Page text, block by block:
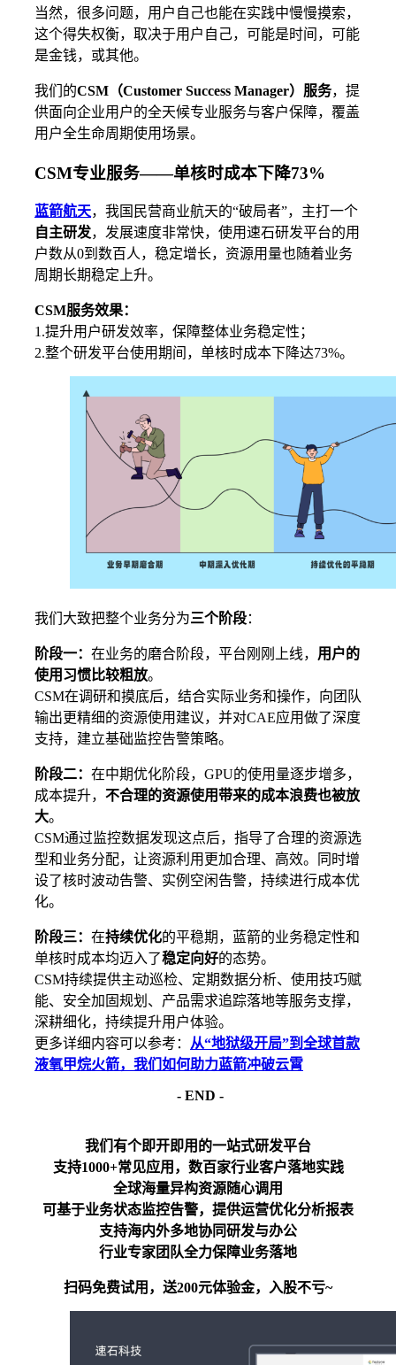
当然，很多问题，用户自己也能在实践中慢慢摸索，
这个得失权衡，取决于用户自己，可能是时间，可能
是金钱，或其他。
我们的CSM（Customer Success Manager）服务，提
供面向企业用户的全天候专业服务与客户保障，覆盖
用户全生命周期使用场景。
CSM专业服务——单核时成本下降73%
蓝箭航天，我国民营商业航天的“破局者”，主打一个
自主研发，发展速度非常快，使用速石研发平台的用
户数从0到数百人，稳定增长，资源用量也随着业务
周期长期稳定上升。
CSM服务效果：
1.提升用户研发效率，保障整体业务稳定性；
2.整个研发平台使用期间，单核时成本下降达73%。
我们大致把整个业务分为三个阶段：
阶段一： 在业务的磨合阶段，平台刚刚上线， 用户的
使用习惯比较粗放。
CSM在调研和摸底后，结合实际业务和操作，向团队
输出更精细的资源使用建议，并对CAE应用做了深度
支持，建立基础监控告警策略。
阶段二： 在中期优化阶段，GPU的使用量逐步增多，
成本提升， 不合理的资源使用带来的成本浪费也被放
大。
CSM通过监控数据发现这点后，指导了合理的资源选
型和业务分配，让资源利用更加合理、高效。同时增
设了核时波动告警、实例空闲告警，持续进行成本优
化。
阶段三： 在持续优化的平稳期，蓝箭的业务稳定性和
单核时成本均迈入了稳定向好的态势。
CSM持续提供主动巡检、定期数据分析、使用技巧赋
能、安全加固规划、产品需求追踪落地等服务支撑，
深耕细化，持续提升用户体验。
更多详细内容可以参考： 从“地狱级开局”到全球首款
液氧甲烷火箭，我们如何助力蓝箭冲破云霄
- END -
我们有个即开即用的一站式研发平台
支持1000+常见应用，数百家行业客户落地实践
全球海量异构资源随心调用
可基于业务状态监控告警，提供运营优化分析报表
支持海内外多地协同研发与办公
行业专家团队全力保障业务落地
扫码免费试用，送200元体验金，入股不亏~